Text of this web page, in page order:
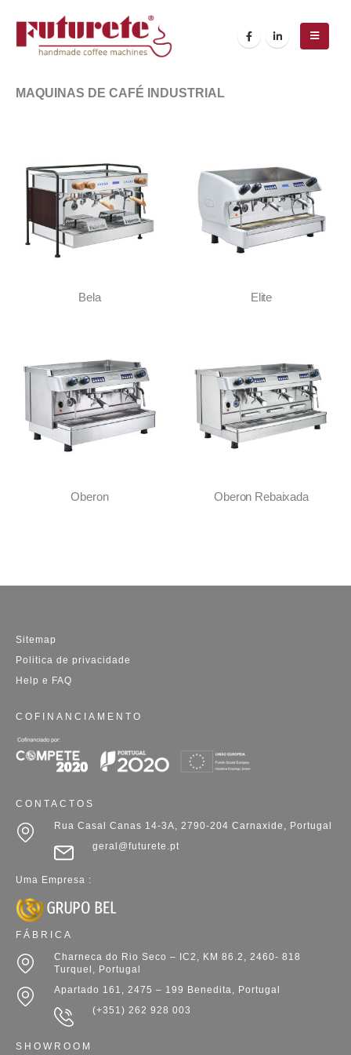
MAQUINAS DE CAFÉ INDUSTRIAL
Bela Elite
Oberon Oberon Rebaixada
Sitemap
Politica de privacidade
Help e FAQ
COFINANCIAMENTO
CONTACTOS
Rua Casal Canas 14-3A, 2790-204 Carnaxide, Portugal
geral@futurete.pt
Uma Empresa :
FÁBRICA
Charneca do Rio Seco – IC2, KM 86.2, 2460- 818
Turquel, Portugal
Apartado 161, 2475 – 199 Benedita, Portugal
(+351) 262 928 003
SHOWROOM